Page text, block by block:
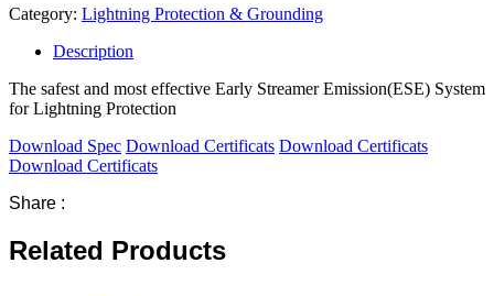
Category: Lightning Protection & Grounding
Description
The safest and most effective Early Streamer Emission(ESE) System
for Lightning Protection
Download Spec Download Certificats Download Certificats
Download Certificats
Share :
Related Products